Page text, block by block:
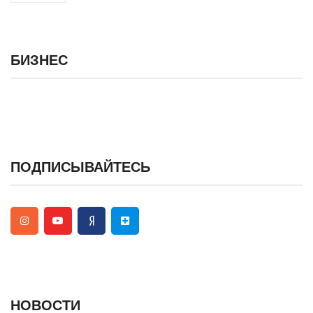
БИЗНЕС
ПОДПИСЫВАЙТЕСЬ
НОВОСТИ